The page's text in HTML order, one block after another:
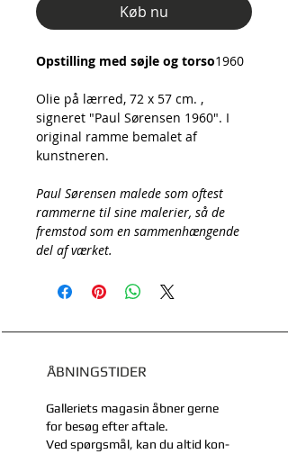
Køb nu
Opstilling med søjle og torso1960
Olie på lærred, 72 x 57 cm. ,
signeret "Paul Sørensen 1960". I
original ramme bemalet af
kunstneren.
Paul Sørensen malede som oftest
rammerne til sine malerier, så de
fremstod som en sammenhængende
del af værket.
ÅBNINGSTIDER
Galleriets magasin åbner gerne
for besøg efter aftale.
Ved spørgsmål, kan du altid kon-